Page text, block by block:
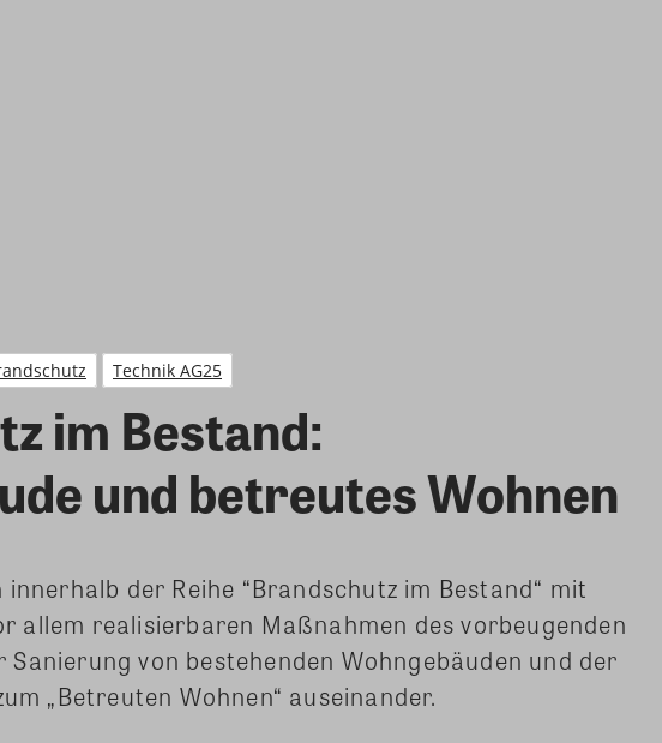
Technik AG25
im Bestand:
und betreutes Wohnen
der Reihe “Brandschutz im Bestand“ mit
allem realisierbaren Maßnahmen des vorbeugenden
Sanierung von bestehenden Wohngebäuden und der
„Betreuten Wohnen“ auseinander.